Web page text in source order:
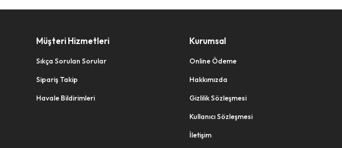
Müşteri Hizmetleri
Sıkça Sorulan Sorular
Sipariş Takip
Havale Bildirimleri
Kurumsal
Online Ödeme
Hakkımızda
Gizlilik Sözleşmesi
Kullanıcı Sözleşmesi
İletişim